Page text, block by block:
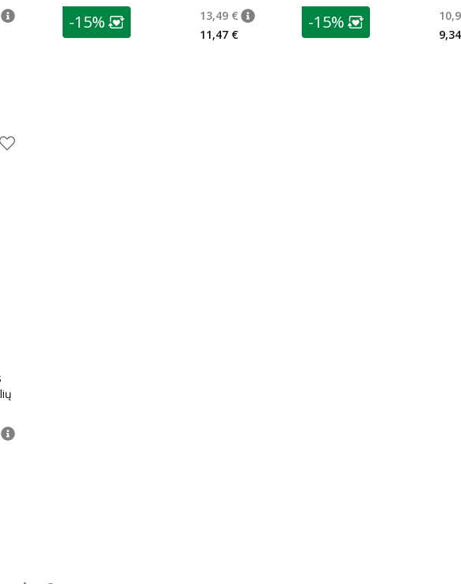
nuolaida:
patarimas
Įprasta kaina: 12,99 €
patarimas
Lojalumo klubo narių nuolaida:
-15% 13,49 €
patarimas
Įprasta kaina: 13,49 €
11,47 €
patarimas
Lojalumo klubo
-15%
nuolaida
patarimas
Įprasta kaina